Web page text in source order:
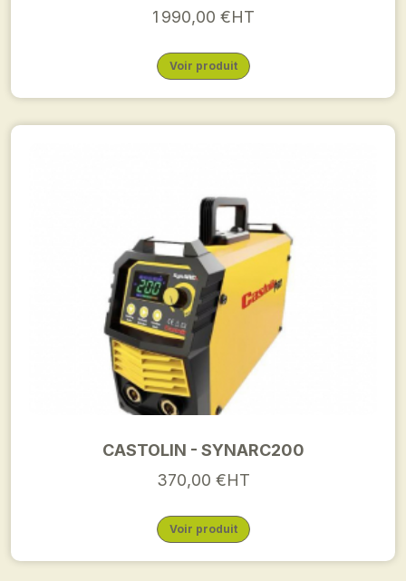
1 990,00 €HT
Voir produit
CASTOLIN - SYNARC200
370,00 €HT
Voir produit